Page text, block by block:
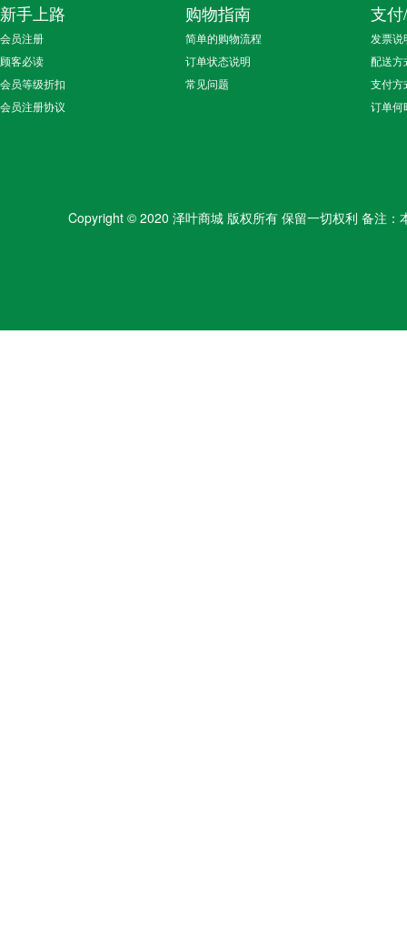
新手上路
会员注册
顾客必读
会员等级折扣
会员注册协议
购物指南
简单的购物流程
订单状态说明
常见问题
支
发票说
配送方
支付方
订单何
Copyright © 2020 泽叶商城 版权所有 保留一切权利 备注